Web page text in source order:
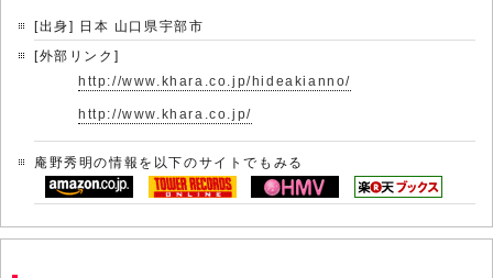
[出身] 日本 山口県宇部市
[外部リンク]
http://www.khara.co.jp/hideakianno/
http://www.khara.co.jp/
庵野秀明の情報を以下のサイトでもみる